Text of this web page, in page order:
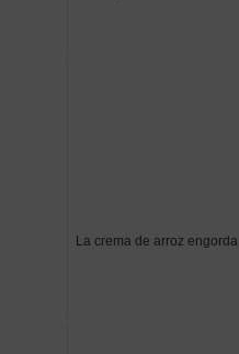
La crema de arroz engorda